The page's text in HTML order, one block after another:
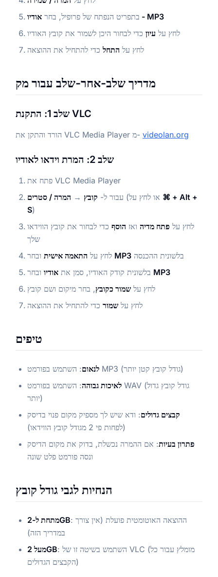
בתפריט הנפתח של פרופיל, בחר אודיו - MP3
לחץ על עיון כדי לבחור היכן לשמור את קובץ האודיו
לחץ על התחל כדי להתחיל את ההוצאה
מדריך שלב-אחר-שלב עבור מק
שלב 1: התקנת VLC
הורד והתקן את VLC Media Player מ- videolan.org
שלב 2: המרת וידאו לאודיו
פתח את VLC Media Player
עבור ל- קובץ → המרה / סטרים
⌘ + Alt +
S)
לחץ על פתח מדיה ואז הוסף כדי לבחור את קובץ הווידאו
שלך
לחץ על התאמה אישית MP3 בלשונית ההכנסה
בלשונית קודק האודיו, סמן את אודיו
MP3
לחץ על שמור כקובץ, בחר מיקום ושם קובץ
לחץ על שמור כדי להתחיל את ההוצאה
טיפים
לנאום
: השתמש בפורמט MP3 (גודל קובץ קטן יותר)
לאיכות גבוהה: השתמש בפורמט WAV (גודל קובץ גדול
יותר)
קבצים גדולים: ודא שיש לך מספיק מקום פנוי בדיסק
(לפחות פי 2 מגודל קובץ הווידאו)
פתרון בעיות: אם ההמרה נכשלת, בדוק את מקום הדיסק
ונסה פורמט פלט שונה
הנחיות לגבי גודל קובץ
מתחת ל-2GB: ההוצאה האוטומטית פועלת (אין צורך
במדריך הזה)
מעל 2GB: השתמש בשיטה זו של VLC (מומלץ עבור כל
הקבצים הגדולים)